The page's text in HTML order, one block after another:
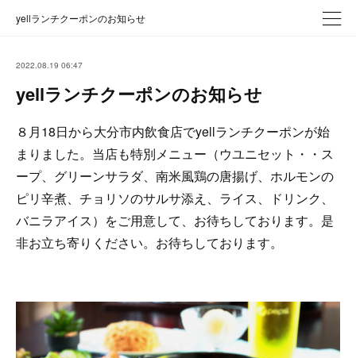
yellランチクーポンのお知らせ
2022.08.19 06:47
yellランチクーポンのお知らせ
８月18日から大分市内飲食店でyellランチクーポンが始
まりました。当店も特別メニュー（ウユニセット・・ス
ープ、グリーンサラダ、南米風鶏の唐揚げ、ホルモンの
ピリ辛煮、チョリソのサルサ添え、ライス、ドリンク、
バニラアイス）をご用意して、お待ちしております。是
非お立ち寄りください。お待ちしております。